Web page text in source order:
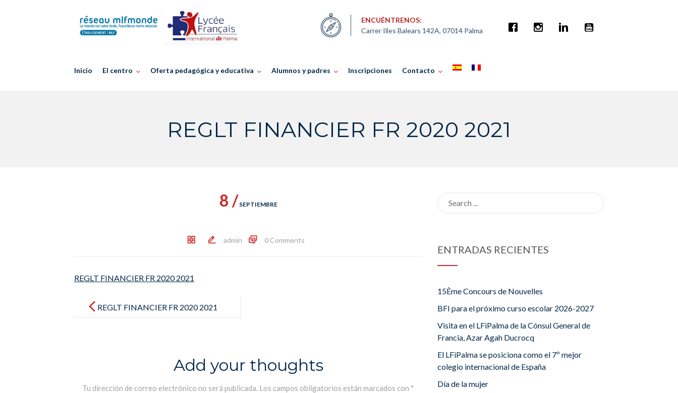
ENCUÉNTRENOS:
Carrer Illes Balears 142A, 07014 Palma
Inicio El centro Oferta pedagógica y educativa Alumnos y padres Inscripciones Contacto
REGLT FINANCIER FR 2020 2021
8 / SEPTIEMBRE
admin 0 Comments
REGLT FINANCIER FR 2020 2021
navigationREGLT FINANCIER FR 2020 2021
Add your thoughts
Tu dirección de correo electrónico no será publicada. Los campos obligatorios están marcados con *
ENTRADAS RECIENTES
15Ème Concours de Nouvelles
BFI para el próximo curso escolar 2026-2027
Visita en el LFiPalma de la Cónsul General de
Francia, Azar Agah Ducrocq
El LFiPalma se posiciona como el 7º mejor
colegio internacional de España
Día de la mujer